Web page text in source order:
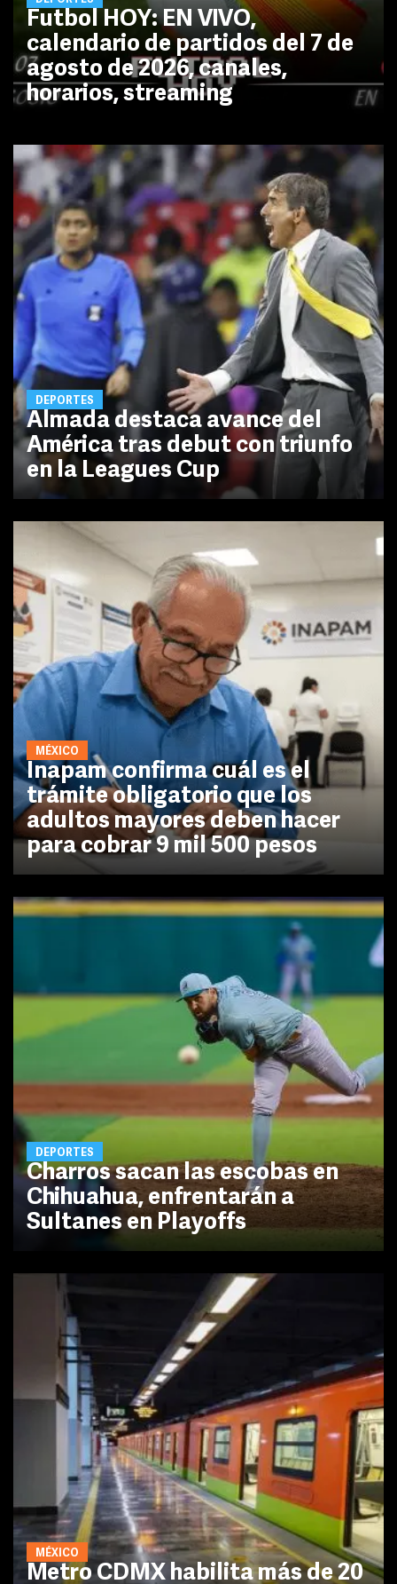
Futbol HOY: EN VIVO,
calendario de partidos del 7 de
agosto de 2026, canales,
horarios, streaming
DEPORTES
Almada destaca avance del
América tras debut con triunfo
en la Leagues Cup
MÉXICO
Inapam confirma cuál es el
trámite obligatorio que los
adultos mayores deben hacer
para cobrar 9 mil 500 pesos
DEPORTES
Charros sacan las escobas en
Chihuahua, enfrentarán a
Sultanes en Playoffs
MÉXICO
Metro CDMX habilita más de 20